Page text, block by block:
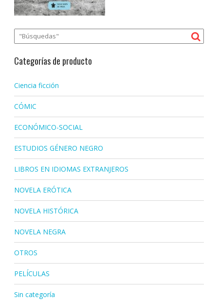
Categorías de producto
Ciencia ficción
CÓMIC
ECONÓMICO-SOCIAL
ESTUDIOS GÉNERO NEGRO
LIBROS EN IDIOMAS EXTRANJEROS
NOVELA ERÓTICA
NOVELA HISTÓRICA
NOVELA NEGRA
OTROS
PELÍCULAS
Sin categoría